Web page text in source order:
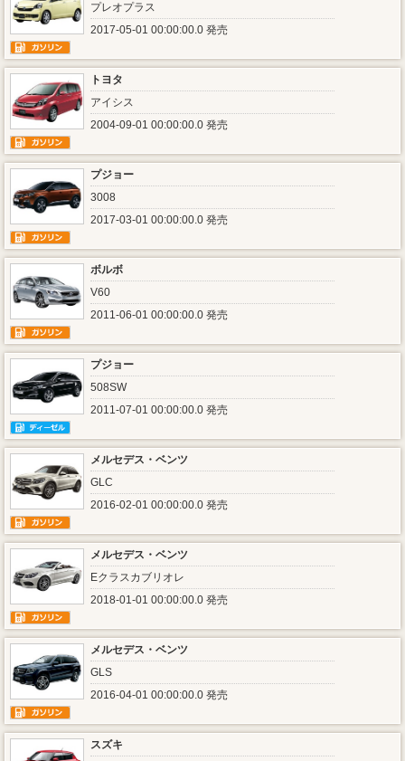
プレオプラス
2017-05-01 00:00:00.0 発売
トヨタ
アイシス
2004-09-01 00:00:00.0 発売
プジョー
3008
2017-03-01 00:00:00.0 発売
ボルボ
V60
2011-06-01 00:00:00.0 発売
プジョー
508SW
2011-07-01 00:00:00.0 発売
メルセデス・ベンツ
GLC
2016-02-01 00:00:00.0 発売
メルセデス・ベンツ
Eクラスカブリオレ
2018-01-01 00:00:00.0 発売
メルセデス・ベンツ
GLS
2016-04-01 00:00:00.0 発売
スズキ